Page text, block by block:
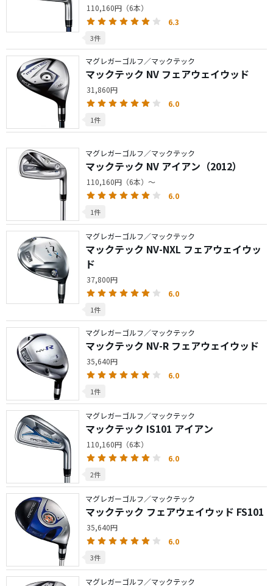
110,160円（6本）
6.3
3件
マグレガーゴルフ／マックテック
マックテック NV フェアウェイウッド
31,860円
6.0
1件
マグレガーゴルフ／マックテック
マックテック NV アイアン（2012）
110,160円（6本）～
6.0
1件
マグレガーゴルフ／マックテック
マックテック NV-NXL フェアウェイウッ
ド
37,800円
6.0
1件
マグレガーゴルフ／マックテック
マックテック NV-R フェアウェイウッド
35,640円
6.0
1件
マグレガーゴルフ／マックテック
マックテック IS101 アイアン
110,160円（6本）
6.0
2件
マグレガーゴルフ／マックテック
マックテック フェアウェイウッド FS101
35,640円
6.0
3件
マグレガーゴルフ／マックテック